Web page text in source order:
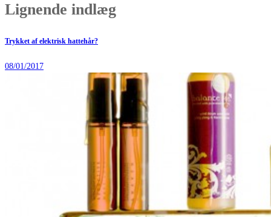
Lignende indlæg
Trykket af elektrisk hattehår?
08/01/2017